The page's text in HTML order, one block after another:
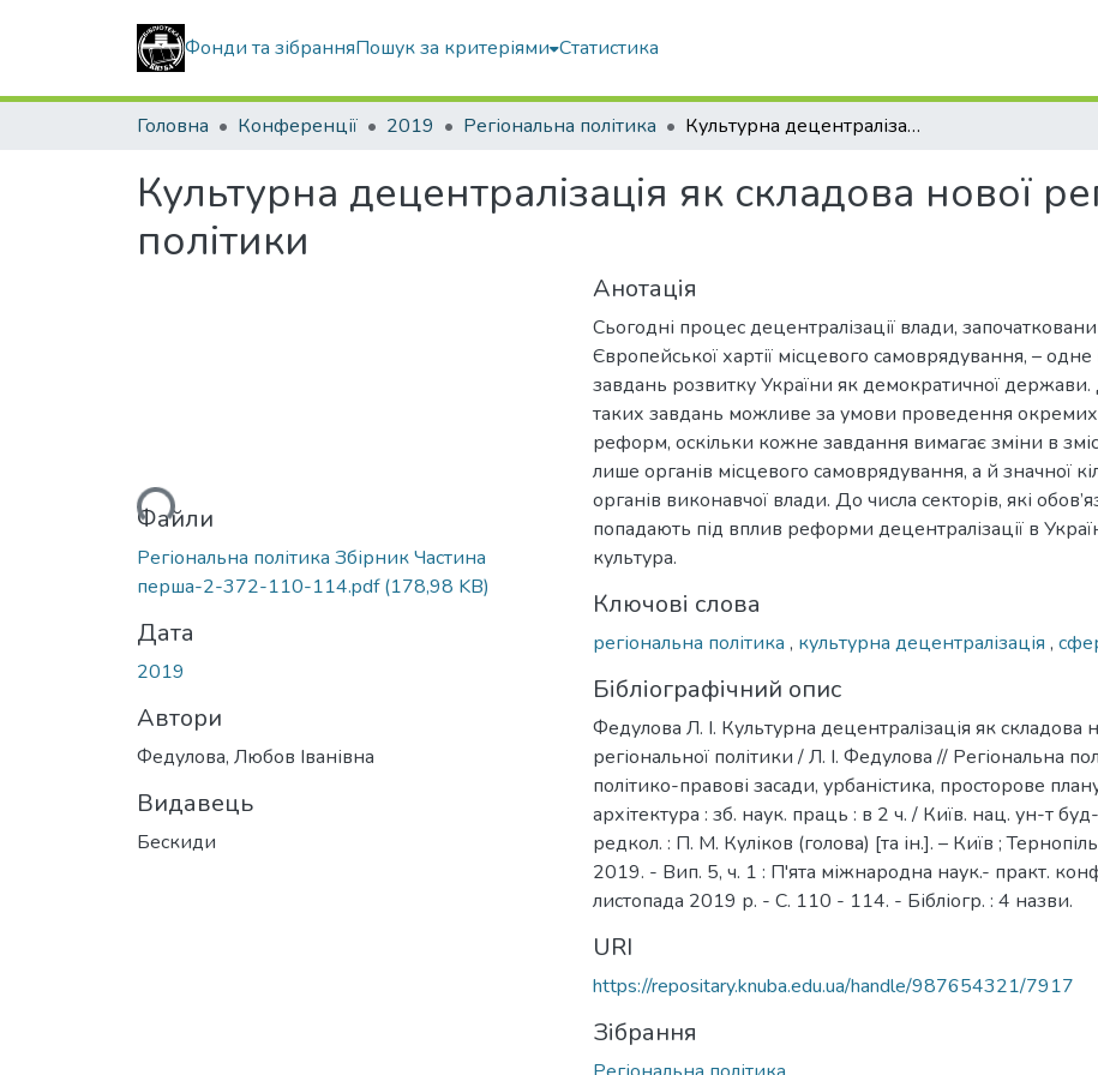
Фонди та зібранняПошук за критеріями Статистика
Головна Конференції 2019 Регіональна політика Культурна децентралізація як складова нової регіональної політики
Культурна децентралізація як складова нової
політики
Вантажиться...Файли
Регіональна політика Збірник Частина
перша-2-372-110-114.pdf(178,98 KB)
Дата
2019
Автори
Федулова, Любов Іванівна
Видавець
Бескиди
Анотація
Сьогодні процес децентралізації влади,
Європейської хартії місцевого самоврядування, – одне
завдань розвитку України як демократичної
таких завдань можливе за умови проведення
реформ, оскільки кожне завдання вимагає зміни в
лише органів місцевого самоврядування, а й значної
органів виконавчої влади. До числа секторів, які
попадають під вплив реформи децентралізації в
культура.
Ключові слова
регіональна політика , культурна децентралізація ,
Бібліографічний опис
Федулова Л. І. Культурна децентралізація як складова
регіональної політики / Л. І. Федулова // Регіональна
політико-правові засади, урбаністика, просторове
архітектура : зб. наук. праць : в 2 ч. / Київ. нац. ун-т буд-
редкол. : П. М. Куліков (голова) [та ін.]. – Київ ;
2019. - Вип. 5, ч. 1 : П'ята міжнародна наук.- практ.
листопада 2019 р. - С. 110 - 114. - Бібліогр. : 4 назви.
URI
https://repositary.knuba.edu.ua/handle/987654321/7917
Зібрання